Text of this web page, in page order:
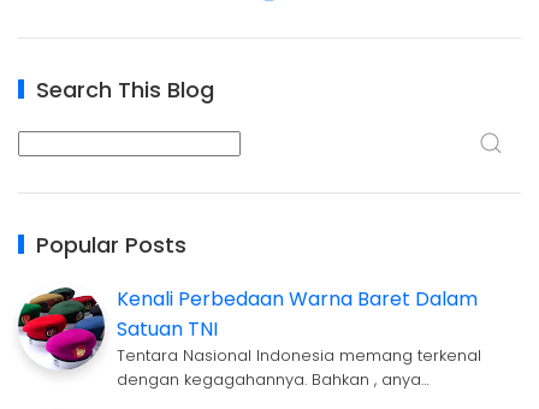
Search This Blog
Popular Posts
Kenali Perbedaan Warna Baret Dalam
Satuan TNI
Tentara Nasional Indonesia memang terkenal
dengan kegagahannya. Bahkan , anya…